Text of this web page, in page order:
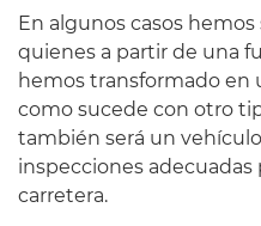
En algunos casos
quienes a partir de una
hemos transformado en
como sucede con otro
también será un
inspecciones adecuadas
carretera.